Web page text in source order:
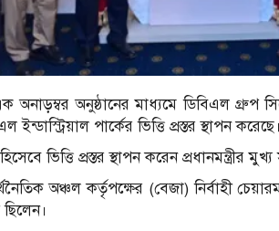
অনাড়ম্বর অনুষ্ঠানের মাধ্যমে ডিবিএল গ্রুপ
পার্কের ভিত্তি প্রস্তর স্থাপন করেছে।
ভিত্তি প্রস্তর স্থাপন করেন
অঞ্চল কর্তৃপক্ষের (বেজা) নির্বাহী